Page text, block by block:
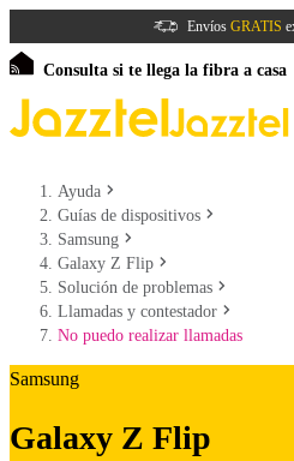
Envíos GRATIS
Consulta si te llega la fibra a casa
Ayuda
Guías de dispositivos
Samsung
Galaxy Z Flip
Solución de problemas
Llamadas y contestador
No puedo realizar llamadas
Samsung
Galaxy Z Flip